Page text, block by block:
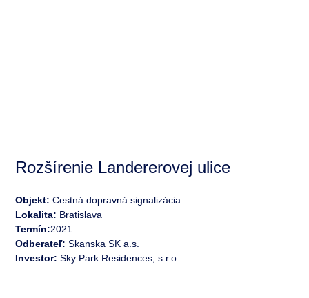
Rozšírenie Landererovej ulice
Objekt: Cestná dopravná signalizácia
Lokalita: Bratislava
Termín:2021
Odberateľ: Skanska SK a.s.
Investor: Sky Park Residences, s.r.o.